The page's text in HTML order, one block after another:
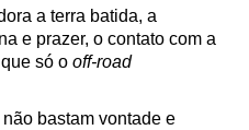
a terra batida, a
e prazer, o contato com a
só o off-road
bastam vontade e